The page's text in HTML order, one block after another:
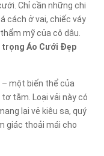
Chỉ cần những chi
cách ở vai, chiếc váy
mỹ của cô dâu.
trọng Áo Cưới Đẹp
một biến thể của
tằm. Loại vải này có
lại vẻ kiêu sa, quý
giác thoải mái cho